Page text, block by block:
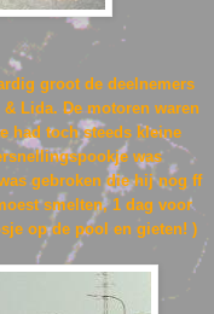
groot de deelnemers
Lida. De motoren waren
had toch steeds kleine
was
gebroken die hij nog ff
smelten, 1 dag voor
op de pool en gieten! )